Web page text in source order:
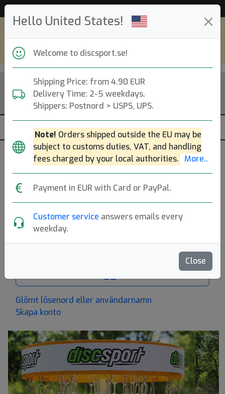
Hello United States!
Welcome to discsport.se!
Shipping Price: from 4.90 EUR
Delivery Time: 2-5 weekdays.
Shippers: Postnord > USPS, UPS.
Note! Orders shipped outside the EU may be
subject to customs duties, VAT, and handling
fees charged by your local authorities. More..
Payment in EUR with Card or PayPal.
Customer service answers emails every
weekday.
Close
go todiscsport.com
Privatperson Företag
Användarnamn
Lösenord
Glömt lösenord eller användarnamn
Skapa konto